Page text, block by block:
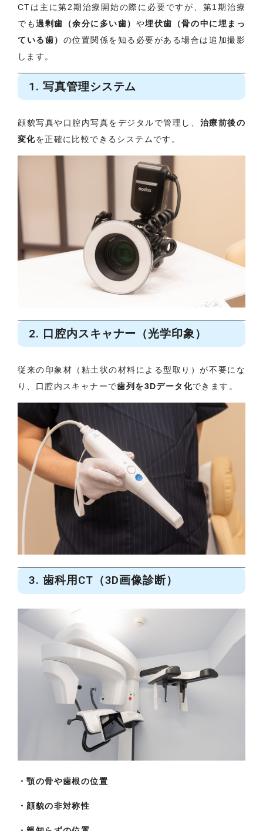
CTは主に第2期治療開始の際に必要ですが、第1期治療
でも過剰歯（余分に多い歯） や埋伏歯（骨の中に埋まっ
ている歯） の位置関係を知る必要がある場合は追加撮影
します。
1. 写真管理システム
顔貌写真や口腔内写真をデジタルで管理し、 治療前後の
変化を正確に比較できるシステムです。
2. 口腔内スキャナー（光学印象）
従来の印象材（粘土状の材料による型取り）が不要にな
り、口腔内スキャナーで歯列を3Dデータ化できます。
3. 歯科用CT（3D画像診断）
・顎の骨や歯根の位置
・顔貌の非対称性